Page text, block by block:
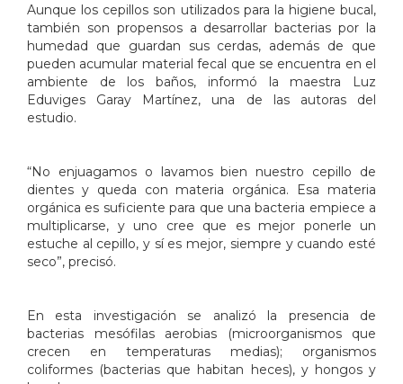
Aunque los cepillos son utilizados para la higiene bucal,
también son propensos a desarrollar bacterias por la
humedad que guardan sus cerdas, además de que
pueden acumular material fecal que se encuentra en el
ambiente de los baños, informó la maestra Luz
Eduviges Garay Martínez, una de las autoras del
estudio.
“No enjuagamos o lavamos bien nuestro cepillo de
dientes y queda con materia orgánica. Esa materia
orgánica es suficiente para que una bacteria empiece a
multiplicarse, y uno cree que es mejor ponerle un
estuche al cepillo, y sí es mejor, siempre y cuando esté
seco”, precisó.
En esta investigación se analizó la presencia de
bacterias mesófilas aerobias (microorganismos que
crecen en temperaturas medias); organismos
coliformes (bacterias que habitan heces), y hongos y